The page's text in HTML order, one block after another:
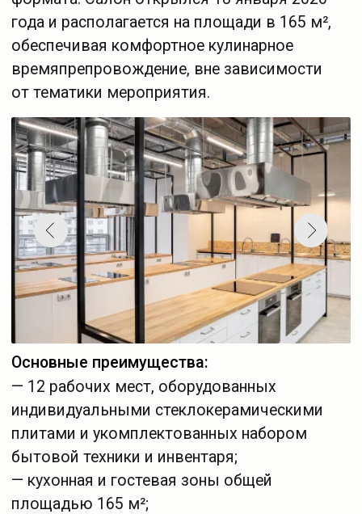
— 12 рабочих мест, оборудованных
индивидуальными стеклокерамическими
плитами и укомплектованных набором
— кухонная и гостевая зоны общей
площадью 165 м²;
вместимость — 30 человек;
— высококачественный сервис;
— индивидуальный подход к каждому гостю.
Смотреть афишу
Услуги
Кулинарный салон Вероники Ермаковой —
cтудия, воплотившая мечту Вероники
Ермаковой, пропитана любовью и уютом.
Здесь можно отпраздновать день рождения
или семейный праздник, окружив себя
друзьями и родными.